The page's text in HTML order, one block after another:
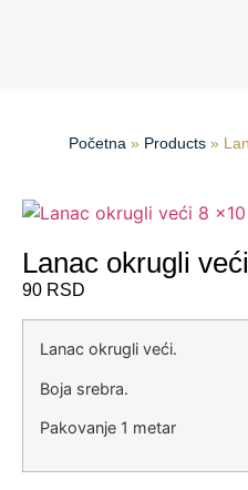
Početna » Products »
Lanac okrugli
90 RSD
Lanac okrugli veći.
Boja srebra.
Pakovanje 1 metar